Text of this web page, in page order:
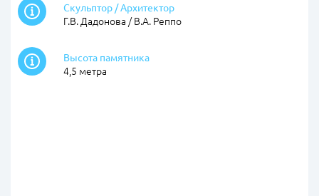
Скульптор / Архитектор
Г.В. Дадонова / В.А. Реппо
Высота памятника
4,5 метра